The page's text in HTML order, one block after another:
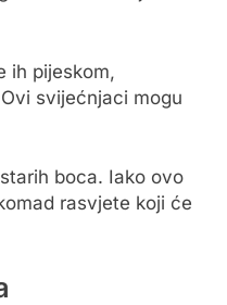
ih pijeskom,
svijećnjaci mogu
boca. Iako ovo
rasvjete koji će